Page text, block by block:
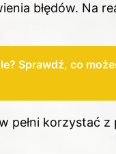
błędów. Na
Sprawdź, co
korzystać z